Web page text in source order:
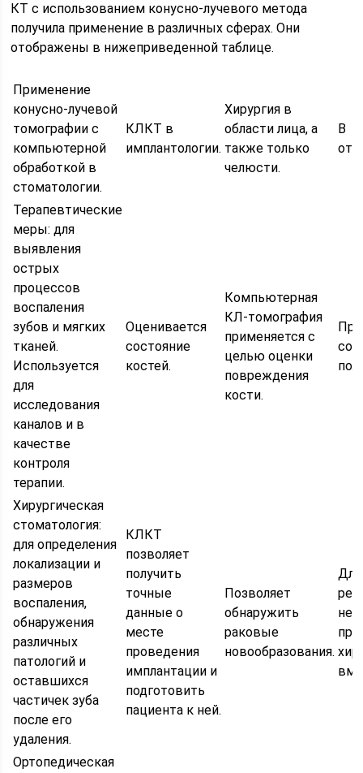
КТ с использованием конусно-лучевого метода
получила применение в различных сферах. Они
отображены в нижеприведенной таблице.
Применение
конусно-лучевой
томографии с
компьютерной
обработкой в
стоматологии.
КЛКТ в
имплантологии.
Хирургия в
области лица, а
также только
челюсти.
В
Терапевтические
меры: для
выявления
острых
процессов
воспаления
зубов и мягких
тканей.
Используется
для
исследования
каналов и в
качестве
контроля
терапии.
Оценивается
состояние
костей.
Компьютерная
КЛ-томография
применяется с
целью оценки
повреждения
кости.
Хирургическая
стоматология:
для определения
локализации и
размеров
воспаления,
обнаружения
различных
патологий и
оставшихся
частичек зуба
после его
удаления.
КЛКТ
позволяет
получить
точные
данные о
месте
проведения
имплантации и
подготовить
пациента к ней.
Позволяет
обнаружить
раковые
новообразования.
Для
Ортопедическая